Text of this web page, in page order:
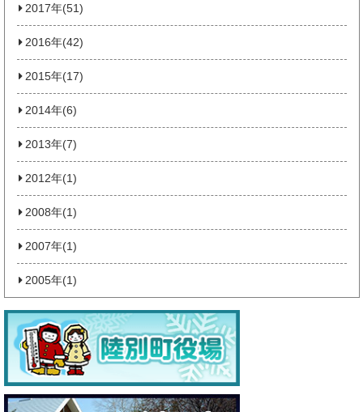
2017年(51)
2016年(42)
2015年(17)
2014年(6)
2013年(7)
2012年(1)
2008年(1)
2007年(1)
2005年(1)